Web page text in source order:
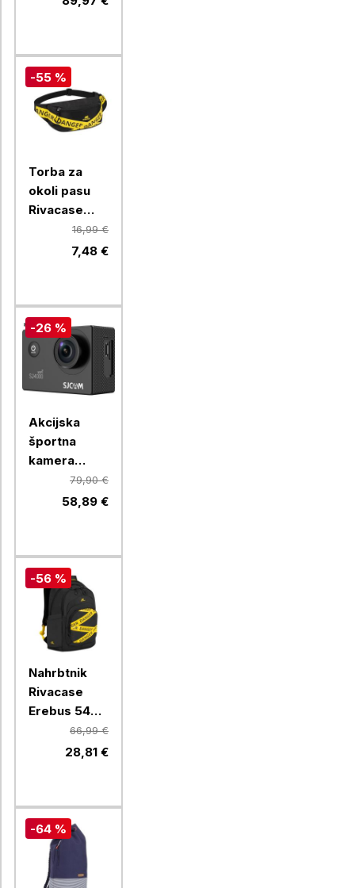
-55 %
Torba za
okoli pasu
Rivacase
Erebus 5411,
16,99 €
7,48 €
-26 %
Akcijska
športna
kamera
SJCAM
SJ4000 WIFI
79,90 €
58,89 €
-56 %
Nahrbtnik
Rivacase
Erebus 5461,
vodoodbojni,
30 l, črna
66,99 €
28,81 €
-64 %